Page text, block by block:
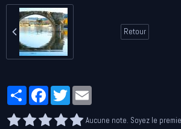
Retour
PartagerFacebookTwitter
Aucune note. Soyez le